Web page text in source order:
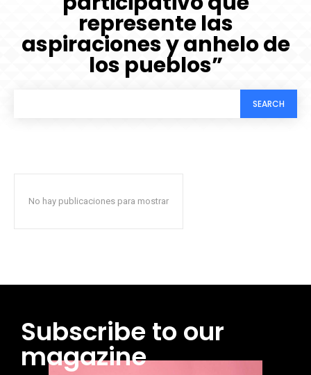
represente las
aspiraciones y anhelo de
los pueblos”
SEARCH
No hay publicaciones para mostrar
Subscribe to our
magazine